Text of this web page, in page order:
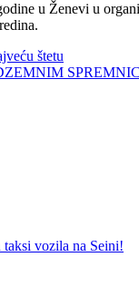
u Ženevi u
štetu
vozila na Seini!